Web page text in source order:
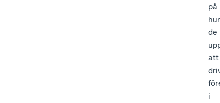
på
hur
de
att
i